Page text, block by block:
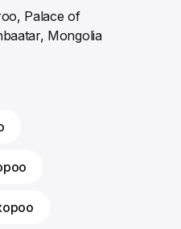
Palace of
Mongolia